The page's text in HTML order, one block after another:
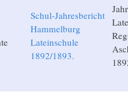
Schul-Jahresbericht
Hammelburg
Lateinschule
1892/1893.